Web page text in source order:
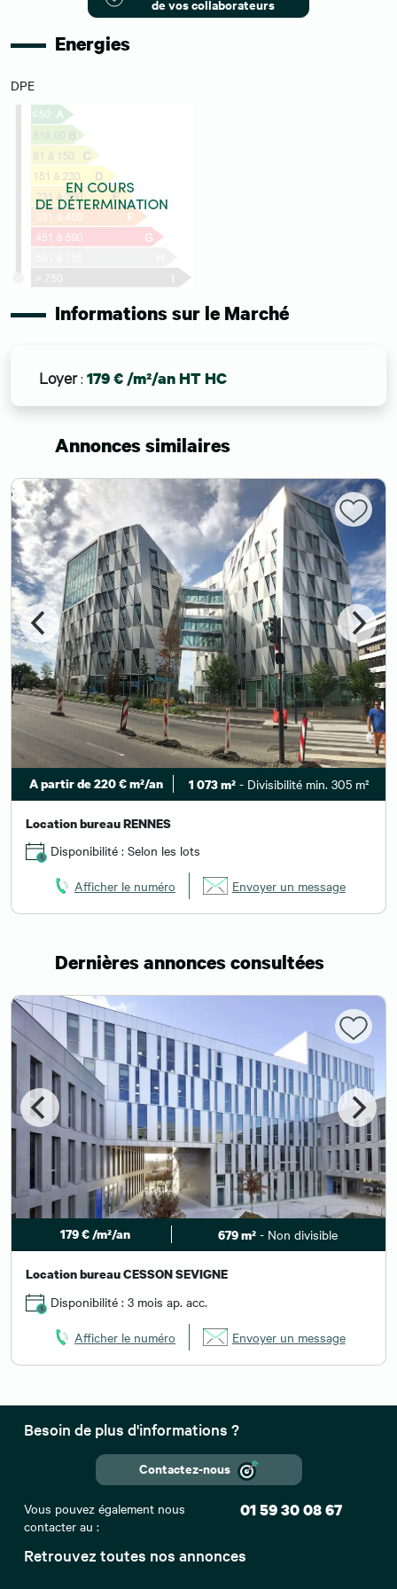
de vos collaborateurs
Energies
DPE
Informations sur le Marché
Loyer: 179 € /m²/an HT HC
Annonces similaires
A partir de 220 € m²/an 1 073 m²- Divisibilité min. 305 m²
Location bureau RENNES
Disponibilité : Selon les lots
Afficher le numéro Envoyer un message
Dernières annonces consultées
179 € /m²/an 679 m²- Non divisible
Location bureau CESSON SEVIGNE
Disponibilité : 3 mois ap. acc.
Afficher le numéro Envoyer un message
Retrouvez toutes nos annonces
Besoin de plus d'informations ?
Contactez-nous
Vous pouvez également nous
contacter au :
01 59 30 08 67